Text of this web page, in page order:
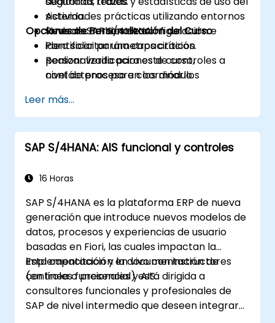
sistema.
Revisar cambios de configuración e
identificar parámetros críticos.
Realizar verificaciones de controles a
nivel de proceso en los módulos
Documentar la evidencia de auditoría y
preparar informes estructurados.
Actividades prácticas utilizando entornos
vivos de SAP S/4HANA.
Opciones de Personalización del Curso
Para solicitar una capacitación
personalizada para este curso,
contáctenos para coordinarlo.
Leer más...
SAP S/4HANA: AIS funcional y controles
16 Horas
SAP S/4HANA es la plataforma ERP de nueva
generación que introduce nuevos modelos de
datos, procesos y experiencias de usuario
basadas en Fiori, las cuales impactan la
implementación y la documentación de
controles funcionales y AIS.
Esta capacitación en vivo con instructores
(en línea o presencial) está dirigida a
consultores funcionales y profesionales de
SAP de nivel intermedio que deseen integrar